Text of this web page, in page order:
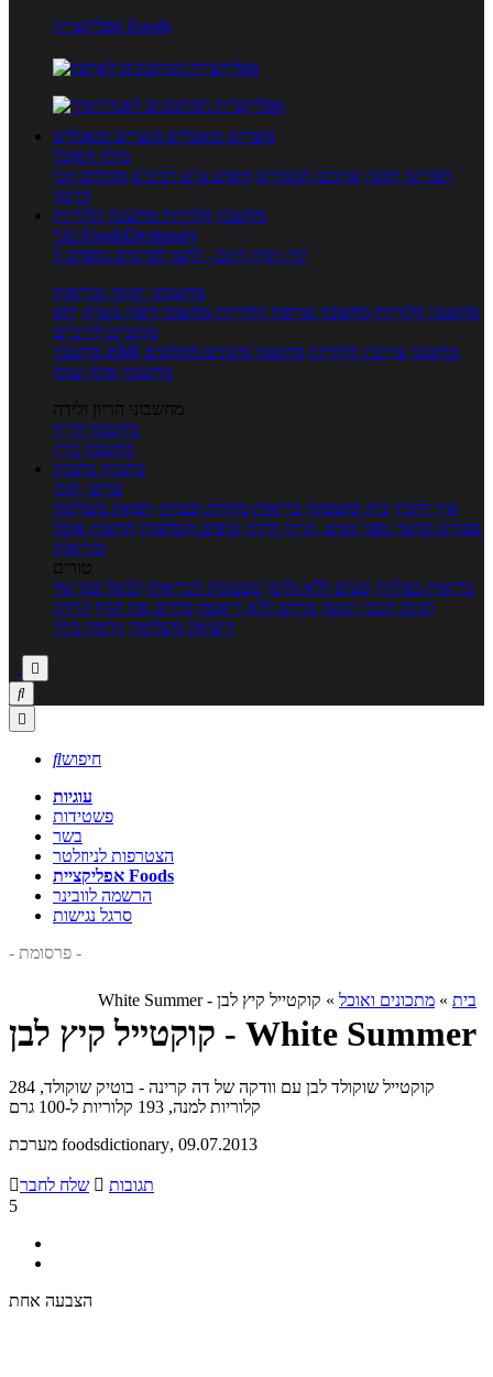
אפליקציית Foods
מוצרים ומאכלים מוצרים ומאכלים
מילון האוכל
תפריטי תזונה ערכים תזונתיים חיפוש ע"פ רכיבים מכילים הכי
הרבה
מחשבון קלוריות מחשבון קלוריות
מנוי FoodsDictionary
5 ימי ניסיון חינם - לחצו לפרטים נוספים
מחשבוני תזונה ובריאות
מחשבון קלוריות מחשבון שריפת קלוריות מחשבון דופק מטרה יחס
מותניים לירכיים
מחשבון BMI
מחשבון צריכת קלוריות מחשבון מינונים מומלצים
מחשבון אחוז שומן
מחשבוני הריון ולידה
מחשבון הריון
מחשבון ביוץ
כתבות כתבות
ערוצי תוכן
איך להכין בית ומשפחה בריאות מחלות ובעיות רפואה משלימה
ספורט וכושר גופני נשים, הריון ולידה טיפים והמלצות חדשות אוכל
ובריאות
טורים
בריאות בצלחת טעים ללא גלוטן טבעונות לבריאות לבשל כמו שף
תזונה לבטן רגועה מרזים ללא דיאטה מזיזים את הגוף הרזיה
ורפואה משלימה גורמה ביתי



חיפוש
עוגיות
פשטידות
בשר
הצטרפות לניוזלטר
אפליקציית Foods
הרשמה לוובינר
סרגל נגישות
- פרסומת -
בית » מתכונים ואוכל » קוקטייל קיץ לבן - White Summer
קוקטייל קיץ לבן - White Summer
קוקטייל שוקולד לבן עם וודקה של דה קרינה - בוטיק שוקולד, 284
קלוריות למנה, 193 קלוריות ל-100 גרם
מערכת foodsdictionary, 09.07.2013
שלח לחבר  תגובות
5
הצבעה אחת